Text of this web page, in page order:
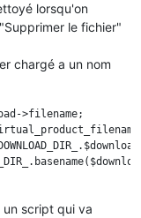
lorsqu'on
le fichier"
chargé a un nom
>filename;
script qui va